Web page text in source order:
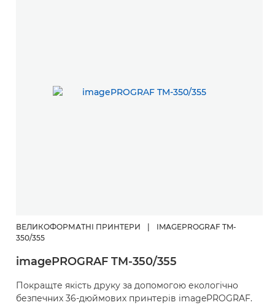
ВЕЛИКОФОРМАТНІ ПРИНТЕРИ
IMAGEPROGRAF TM-
350/355
imagePROGRAF TM-350/355
Покращте якість друку за допомогою екологічно
безпечних 36-дюймових принтерів imagePROGRAF.